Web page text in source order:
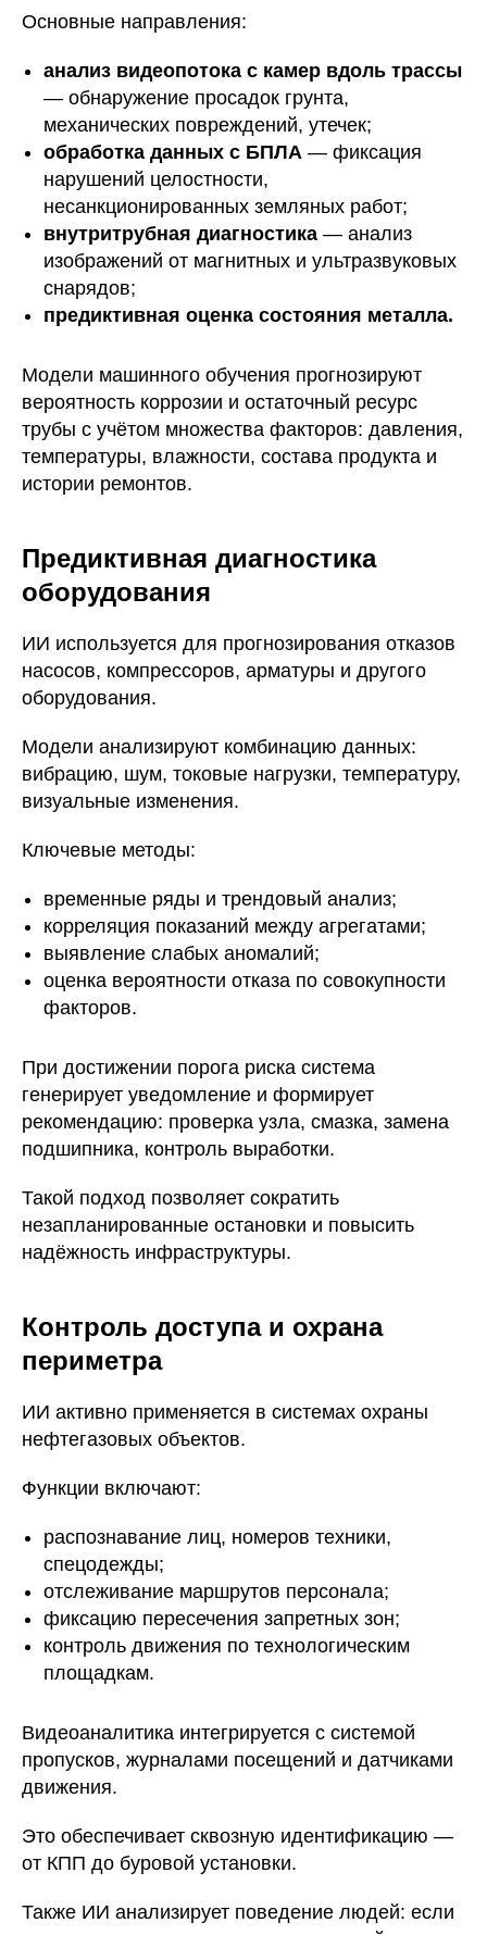
Основные направления:
анализ видеопотока с камер вдоль трассы
— обнаружение просадок грунта,
механических повреждений, утечек;
обработка данных с БПЛА — фиксация
нарушений целостности,
несанкционированных земляных работ;
внутритрубная диагностика — анализ
изображений от магнитных и ультразвуковых
снарядов;
предиктивная оценка состояния металла.
Модели машинного обучения прогнозируют
вероятность коррозии и остаточный ресурс
трубы с учётом множества факторов: давления,
температуры, влажности, состава продукта и
истории ремонтов.
Предиктивная диагностика
оборудования
ИИ используется для прогнозирования отказов
насосов, компрессоров, арматуры и другого
оборудования.
Модели анализируют комбинацию данных:
вибрацию, шум, токовые нагрузки, температуру,
визуальные изменения.
Ключевые методы:
временные ряды и трендовый анализ;
корреляция показаний между агрегатами;
выявление слабых аномалий;
оценка вероятности отказа по совокупности
факторов.
При достижении порога риска система
генерирует уведомление и формирует
рекомендацию: проверка узла, смазка, замена
подшипника, контроль выработки.
Такой подход позволяет сократить
незапланированные остановки и повысить
надёжность инфраструктуры.
Контроль доступа и охрана
периметра
ИИ активно применяется в системах охраны
нефтегазовых объектов.
Функции включают:
распознавание лиц, номеров техники,
спецодежды;
отслеживание маршрутов персонала;
фиксацию пересечения запретных зон;
контроль движения по технологическим
площадкам.
Видеоаналитика интегрируется с системой
пропусков, журналами посещений и датчиками
движения.
Это обеспечивает сквозную идентификацию —
от КПП до буровой установки.
Также ИИ анализирует поведение людей: если